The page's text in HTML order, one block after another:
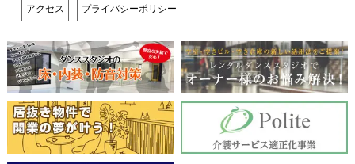
アクセス プライバシーポリシー